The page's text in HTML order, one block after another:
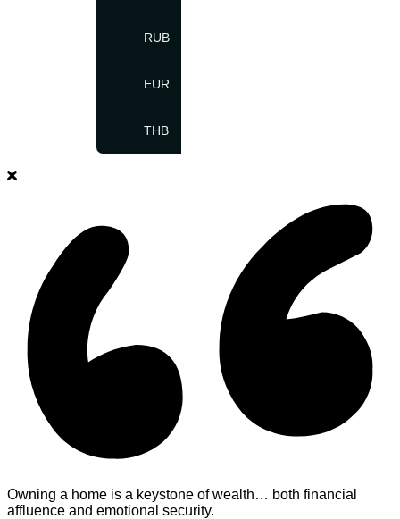
RUB
EUR
THB
Owning a home is a keystone of wealth… both financial
affluence and emotional security.